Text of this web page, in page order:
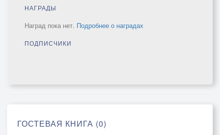
НАГРАДЫ
Наград пока нет. Подробнее о наградах
ПОДПИСЧИКИ
ГОСТЕВАЯ КНИГА (0)